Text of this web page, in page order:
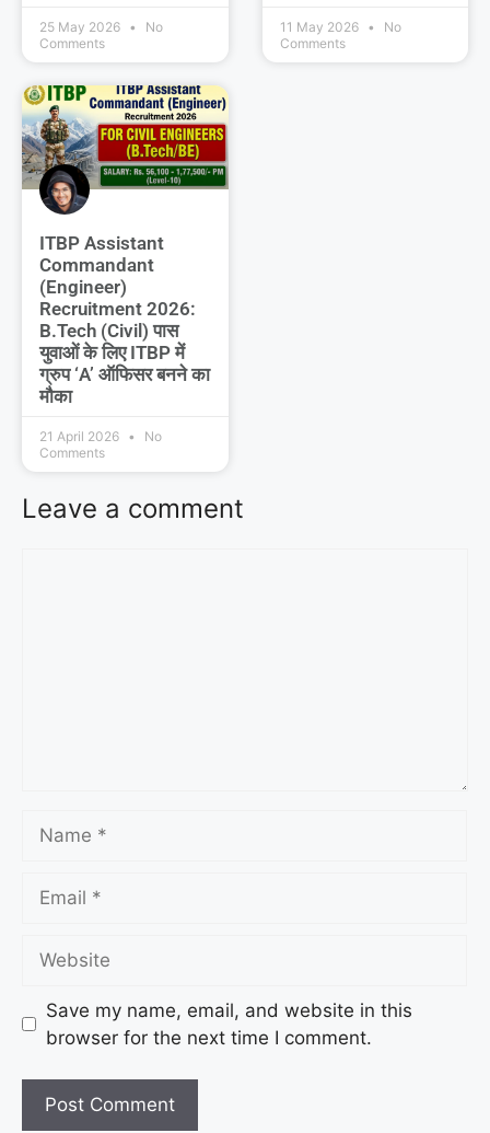
25 May 2026
No
Comments
11 May 2026
No
Comments
ITBP Assistant
Commandant
(Engineer)
Recruitment 2026:
B.Tech (Civil) पास
युवाओं के लिए ITBP में
ग्रुप ‘A’ ऑफिसर बनने का
मौका
21 April 2026
No
Comments
Leave a comment
Save my name, email, and website in this
browser for the next time I comment.